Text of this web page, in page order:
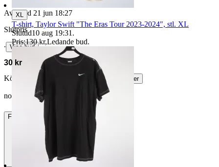
Avslutad 21 jun 18:27
Slutpris
∙ Visa bud
30 kr
Köparskydd är valfritt hos företag.
Läs mer
nordinjo vann auktionen
Frakt 84 kr DSV
XL
T-shirt, Taylor Swift "The Eras Tour 2023-2024", stl. XL
Sluttid10 aug 19:31 .
Pris:130 kr,Ledande bud.